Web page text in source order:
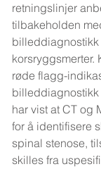
retningslinjer
tilbakeholden
korsryggsmerter.
røde flagg-
billeddiagnostikk
har vist at CT og
for å identifisere
spinal stenose,
skilles fra